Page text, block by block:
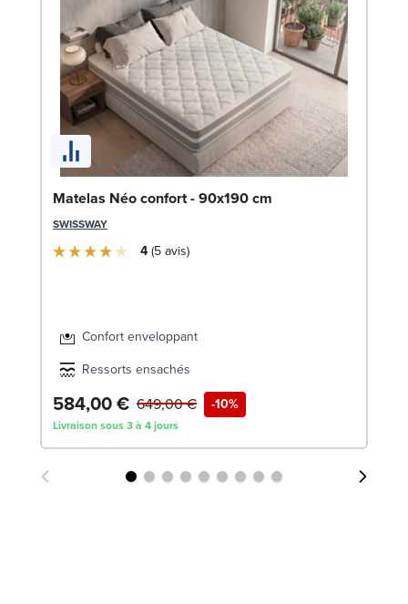
Matelas Néo confort - 90x190 cm
SWISSWAY
4 5avis
Confort enveloppant
Ressorts ensachés
584,00 € -10%
649,00 €
Livraison sous 3 à 4 jours